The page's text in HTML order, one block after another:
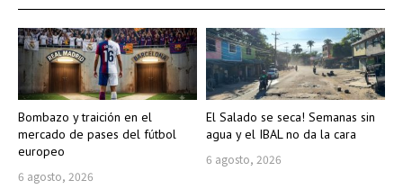
Bombazo y traición en el
mercado de pases del fútbol
europeo
6 agosto, 2026
El Salado se seca! Semanas sin
agua y el IBAL no da la cara
6 agosto, 2026